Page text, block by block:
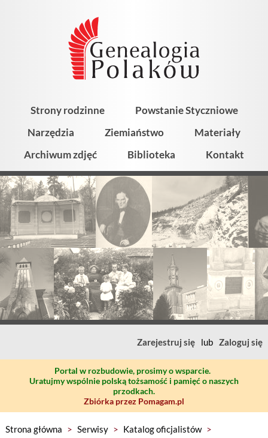
Strony rodzinne
Powstanie Styczniowe
Narzędzia
Ziemiaństwo
Materiały
Archiwum zdjęć
Biblioteka Kontakt
Zarejestruj się lub Zaloguj się
Portal w rozbudowie, prosimy o wsparcie.
Uratujmy wspólnie polską tożsamość i pamięć o naszych
przodkach.
Zbiórka przez Pomagam.pl
Strona główna > Serwisy > Katalog oficjalistów >